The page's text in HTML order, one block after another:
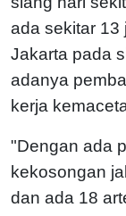
ada sekitar 13
Jakarta pada
adanya
kerja
"Dengan ada
kekosongan
dan ada 18